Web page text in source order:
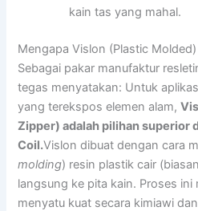
kain tas yang mahal.
Mengapa Vislon (Plastic
Sebagai pakar manufaktur
tegas menyatakan: Untuk
yang terekspos elemen alam,
Zipper) adalah pilihan superior
Coil.Vislon dibuat dengan cara
molding) resin plastik cair
langsung ke pita kain. Proses
menyatu kuat secara kimiawi